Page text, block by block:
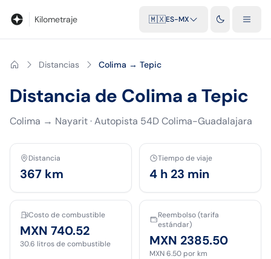
Kilometraje 🇲🇽ES-MX
Distancias Colima → Tepic
Distancia de Colima a Tepic
Colima → Nayarit·Autopista 54D Colima-Guadalajara
Distancia
367 km
Tiempo de viaje
4 h 23 min
Costo de combustible
MXN 740.52
30.6 litros de combustible
Reembolso (tarifa
estándar)
MXN 2385.50
MXN 6.50 por km